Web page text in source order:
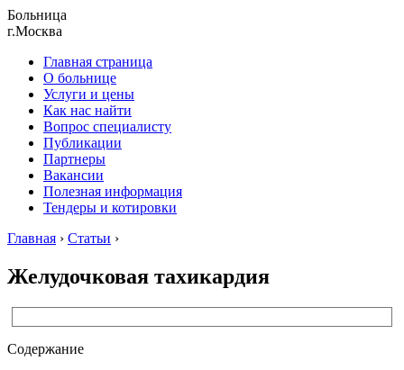
Больница
г.Москва
Главная страница
О больнице
Услуги и цены
Как нас найти
Вопрос специалисту
Публикации
Партнеры
Вакансии
Полезная информация
Тендеры и котировки
Главная › Статьи ›
Желудочковая тахикардия
Содержание